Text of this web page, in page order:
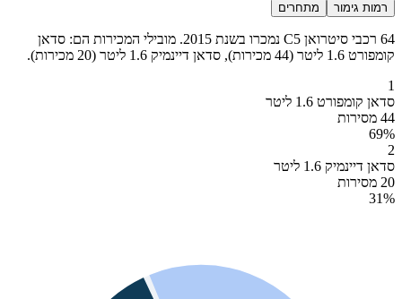
רמות גימור מתחרים
64 רכבי סיטרואן C5 נמכרו בשנת 2015. מובילי המכירות הם: סדאן
קומפורט 1.6 ליטר (44 מכירות), סדאן דיינמיק 1.6 ליטר (20 מכירות).
1
סדאן קומפורט 1.6 ליטר
44 מסירות
69%
2
סדאן דיינמיק 1.6 ליטר
20 מסירות
31%